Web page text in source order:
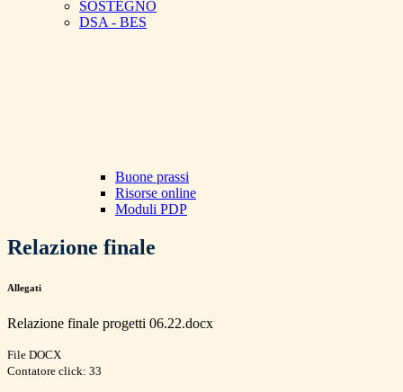
SOSTEGNO
DSA - BES
Buone prassi
Risorse online
Moduli PDP
Relazione finale
Allegati
Relazione finale progetti 06.22.docx
File DOCX
Contatore click: 33